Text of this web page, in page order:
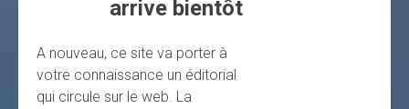
arrive bientôt
A nouveau, ce site va porter à
votre connaissance un éditorial
qui circule sur le web. La